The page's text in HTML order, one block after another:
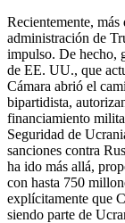
Recientemente, más
administración de
impulso. De hecho,
de EE. UU., que
Cámara abrió el
bipartidista,
financiamiento
Seguridad de
sanciones contra
ha ido más allá,
con hasta 750
explícitamente que
siendo parte de